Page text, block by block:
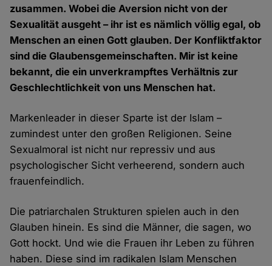
zusammen. Wobei die Aversion nicht von der
Sexualität ausgeht – ihr ist es nämlich völlig egal, ob
Menschen an einen Gott glauben. Der Konfliktfaktor
sind die Glaubensgemeinschaften. Mir ist keine
bekannt, die ein unverkrampftes Verhältnis zur
Geschlechtlichkeit von uns Menschen hat.
Markenleader in dieser Sparte ist der Islam –
zumindest unter den großen Religionen. Seine
Sexualmoral ist nicht nur repressiv und aus
psychologischer Sicht verheerend, sondern auch
frauenfeindlich.
Die patriarchalen Strukturen spielen auch in den
Glauben hinein. Es sind die Männer, die sagen, wo
Gott hockt. Und wie die Frauen ihr Leben zu führen
haben. Diese sind im radikalen Islam Menschen